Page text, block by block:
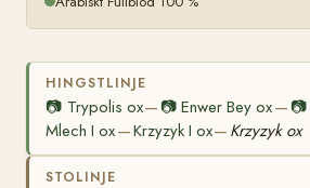
HINGSTLINJE
📷 Trypolis ox— 📷Enwer Bey ox— 📷
Mlech I ox—Krzyzyk I ox— Krzyzyk ox
STOLINJE